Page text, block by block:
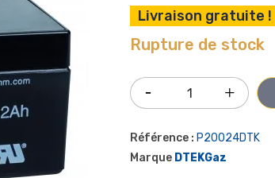
Livraison gratuite !
Rupture de stock
Référence : P20024DTK
Marque DTEKGaz